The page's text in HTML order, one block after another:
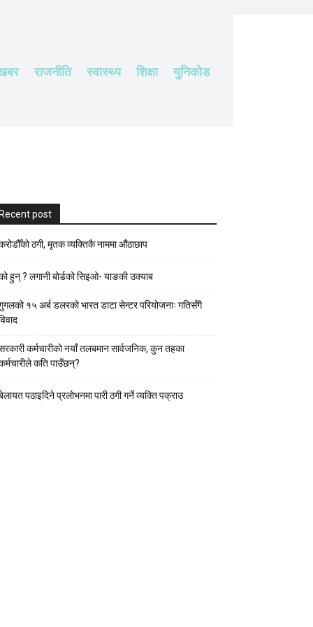
राजनीति स्वास्थ्य शिक्षा युनिकोड
post
ठगी, मृतक व्यक्तिकै नाममा औंठाछाप
हुन् ? लगानी बोर्डको सिइओ- याङकी उक्याब
१५ अर्ब डलरको भारत डाटा सेन्टर परियोजनाः गतिसँगै
कर्मचारीकाे नयाँ तलबमान सार्वजनिक, कुन तहका
कति पाउँछन्?
पठाइदिने प्रलाेभनमा पारी ठगी गर्ने व्यक्ति पक्राउ